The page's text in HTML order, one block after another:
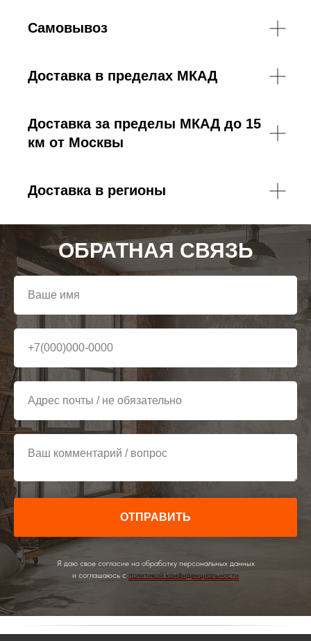
Самовывоз
Доставка в пределах МКАД
Доставка за пределы МКАД до 15
км от Москвы
Доставка в регионы
ОБРАТНАЯ СВЯЗЬ
Ваше имя
+7(000)000-0000
Адрес почты / не обязательно
Ваш комментарий / вопрос
ОТПРАВИТЬ
Я даю свое согласие на обработку персональных данных
и соглашаюсь с политикой конфиденциальности